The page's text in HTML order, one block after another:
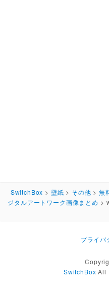
SwitchBox > 壁紙 > その他 >無
ジタルアートワーク画像まとめ >
プライバ
SwitchBox All